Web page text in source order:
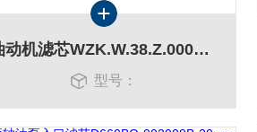
油动机滤芯WZK.W.38.Z.000206
型号：